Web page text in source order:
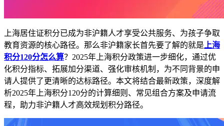
上海居住证积分已成为非沪籍人才享受公共服务、为孩子争取
教育资源的核心路径。那么非沪籍家长首先要了解的就是 上海
积分120分怎么算？2025年上海积分政策进一步细化，通过优
化积分指标、拓展加分渠道、强化审核机制，为不同背景的申
请人提供了更清晰的达标路径。本文将结合最新政策，深度解
析2025年上海积分120分的计算细则、常见组合方案及申请流
程，助力非沪籍人才高效规划积分路径。